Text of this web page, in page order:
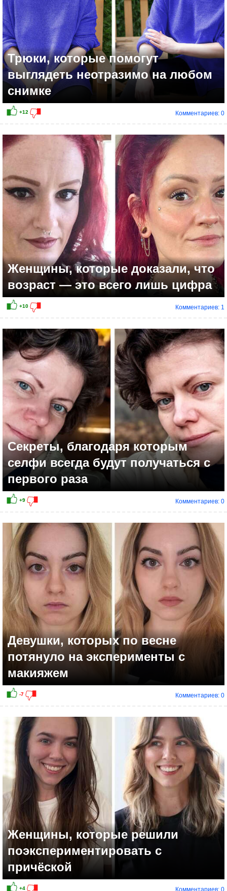
+11
Трюки, которые помогут
выглядеть неотразимо на любом
снимке
Комментариев: 0
Женщины, которые доказали, что
возраст — это всего лишь цифра
Комментариев: 1
Секреты, благодаря которым
селфи всегда будут получаться с
первого раза
Комментариев: 0
Девушки, которых по весне
потянуло на эксперименты с
макияжем
Комментариев: 0
Женщины, которые решили
поэкспериментировать с
причёской
Комментариев: 0